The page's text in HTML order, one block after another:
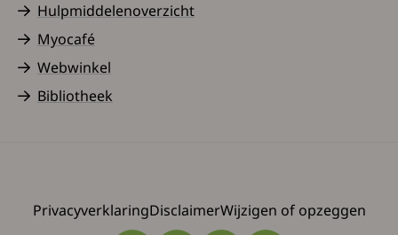
Hulpmiddelenoverzicht
Myocafé
Webwinkel
Bibliotheek
PrivacyverklaringDisclaimerWijzigen of opzeggen